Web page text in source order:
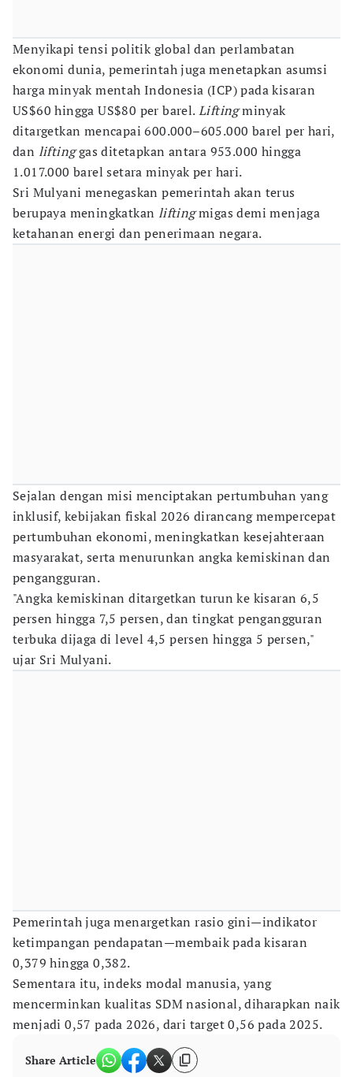
Menyikapi tensi politik global dan perlambatan
ekonomi dunia, pemerintah juga menetapkan asumsi
harga minyak mentah Indonesia (ICP) pada kisaran
US$60 hingga US$80 per barel.Liftingminyak
ditargetkan mencapai 600.000–605.000 barel per hari,
dan liftinggas ditetapkan antara 953.000 hingga
1.017.000 barel setara minyak per hari.
Sri Mulyani menegaskan pemerintah akan terus
berupaya meningkatkan liftingmigas demi menjaga
ketahanan energi dan penerimaan negara.
Sejalan dengan misi menciptakan pertumbuhan yang
inklusif, kebijakan fiskal 2026 dirancang mempercepat
pertumbuhan ekonomi, meningkatkan kesejahteraan
masyarakat, serta menurunkan angka kemiskinan dan
pengangguran.
"Angka kemiskinan ditargetkan turun ke kisaran 6,5
persen hingga 7,5 persen, dan tingkat pengangguran
terbuka dijaga di level 4,5 persen hingga 5 persen,"
ujar Sri Mulyani.
Pemerintah juga menargetkan rasio gini—indikator
ketimpangan pendapatan—membaik pada kisaran
0,379 hingga 0,382.
Sementara itu, indeks modal manusia, yang
mencerminkan kualitas SDM nasional, diharapkan naik
menjadi 0,57 pada 2026, dari target 0,56 pada 2025.
Share Article